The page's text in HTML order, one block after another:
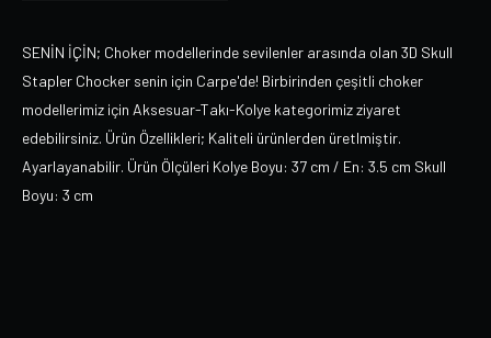
SENİN İÇİN; Choker modellerinde sevilenler arasında olan 3D Skull
Stapler Chocker senin için Carpe'de! Birbirinden çeşitli choker
modellerimiz için Aksesuar-Takı-Kolye kategorimiz ziyaret
edebilirsiniz. Ürün Özellikleri; Kaliteli ürünlerden üretlmiştir.
Ayarlayanabilir. Ürün Ölçüleri Kolye Boyu: 37 cm / En: 3.5 cm Skull
Boyu: 3 cm